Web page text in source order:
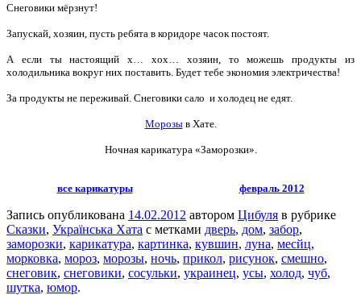
Снеговики мёрзнут!
Запускай, хозяин, пусть ребята в коридоре часок постоят.
А если ты настоящий х… хох… хозяин, то можешь продукты из
холодильника вокруг них поставить. Будет тебе экономия электричества!
За продукты не переживай. Снеговики сало и холодец не едят.
Морозыв Хате.
Ночная карикатура «Заморозки».
все карикатуры февраль 2012
Запись опубликована 14.02.2012 автором Цибуля в рубрике
Сказки, Українська Хата с метками дверь, дом, забор,
заморозки, карикатура, картинка, кувшин, луна, месйц,
морковка, мороз, морозы, ночь, прикол, рисунок, смешно,
снеговик, снеговики, сосульки, украинец, усы, холод, чуб,
шутка, юмор.